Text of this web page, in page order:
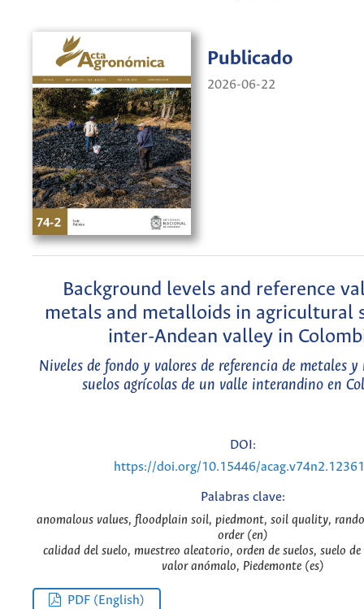
Publicado
2026-06-22
Background levels and reference
metals and metalloids in agricultural
inter-Andean valley in
Niveles de fondo y valores de referencia de metales y
suelos agrícolas de un valle interandino en
DOI:
https://doi.org/10.15446/
Palabras clave:
anomalous values, floodplain soil, piedmont, soil quality,
order (en)
calidad del suelo, muestreo aleatorio, orden de suelos, suelo
valor anómalo, Piedemonte (es)
PDF (English)